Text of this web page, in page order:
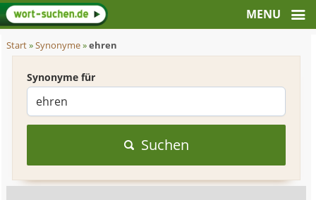
Start»Synonyme»ehren
Synonyme für
Suchen